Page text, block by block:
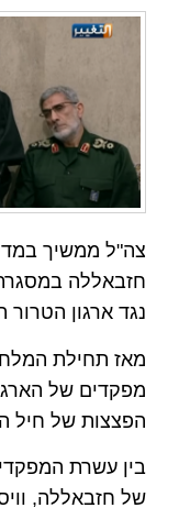
צה"ל ממשיך
חזבאללה
נגד ארגון הטרור
מפקדים של
הפצצות של חיל
בין עשרת
של חזבאללה,